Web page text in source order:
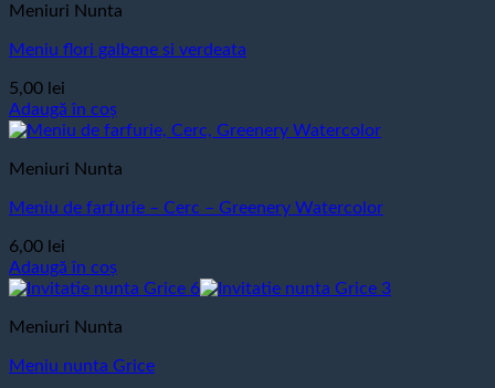
Meniuri Nunta
Meniu flori galbene si verdeata
5,00 lei
Adaugă în coș
Meniuri Nunta
Meniu de farfurie – Cerc – Greenery Watercolor
6,00 lei
Adaugă în coș
Meniuri Nunta
Meniu nunta Grice